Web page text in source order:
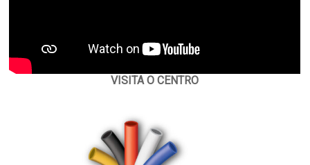
VISITA O CENTRO